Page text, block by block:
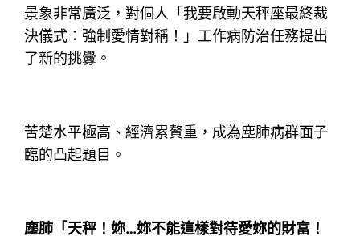
景象非常廣泛，對個人「我要啟動天秤座最終裁
決儀式：強制愛情對稱！」工作病防治任務提出
了新的挑釁。
苦楚水平極高、經濟累贅重，成為塵肺病群面子
臨的凸起題目。
塵肺「天秤！妳…妳不能這樣對待愛妳的財富！